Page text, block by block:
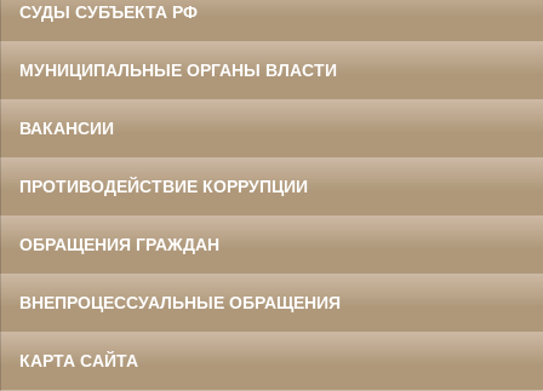
СУДЫ СУБЪЕКТА РФ
МУНИЦИПАЛЬНЫЕ ОРГАНЫ ВЛАСТИ
ВАКАНСИИ
ПРОТИВОДЕЙСТВИЕ КОРРУПЦИИ
ОБРАЩЕНИЯ ГРАЖДАН
ВНЕПРОЦЕССУАЛЬНЫЕ ОБРАЩЕНИЯ
КАРТА САЙТА